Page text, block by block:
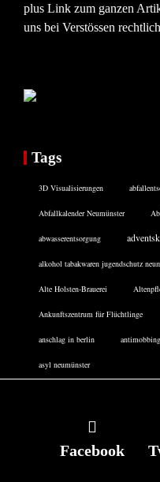
plus Link zum ganzen
uns bei Verstössen
Tags
3D Visualisierungen
Abfallkalender Neumünster
abwasserentsorgung
alkohol tabakwaren jugendschutz
Alte Holsten-Brauerei
Ankunftszentrum für Flüchtlinge
anschlag in berlin
asyl neumünster
Facebook